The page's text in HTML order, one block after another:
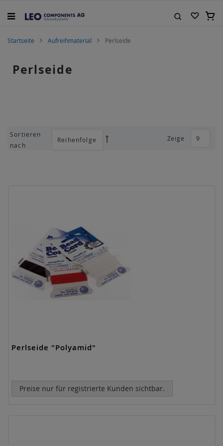
Inhalt
Startseite Aufreihmaterial Perlseide
Perlseide
Zeige
Sortieren
nach
Absteigend
Perlseide "Polyamid"
Preise nur für registrierte Kunden sichtbar.